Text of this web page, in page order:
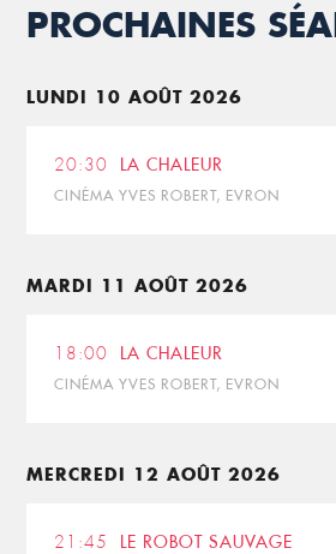
PROCHAINES
LUNDI 10 AOÛT 2026
20:30 LA CHALEUR
CINÉMA YVES ROBERT, EVRON
MARDI 11 AOÛT 2026
18:00 LA CHALEUR
CINÉMA YVES ROBERT, EVRON
MERCREDI 12 AOÛT 2026
21:45 LE ROBOT SAUVAGE